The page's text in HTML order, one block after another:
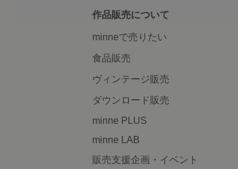
作品販売について
minneで売りたい
食品販売
ヴィンテージ販売
ダウンロード販売
minne PLUS
minne LAB
販売支援企画・イベント